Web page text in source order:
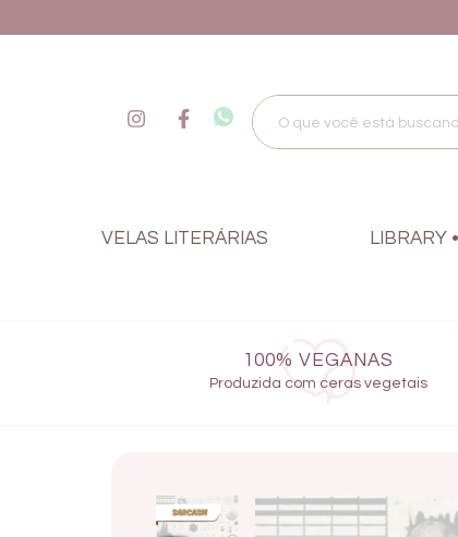
VELAS LITERÁRIAS LIBRARY
100% VEGANAS
Produzida com ceras vegetais